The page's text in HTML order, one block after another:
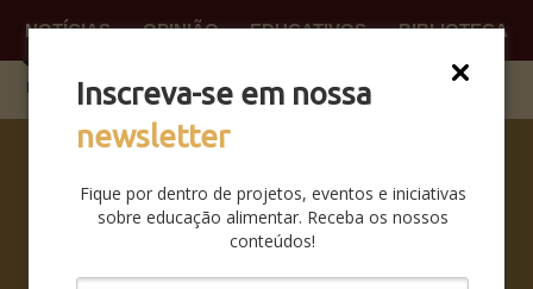
Inscreva-se em nossa
newsletter
Fique por dentro de projetos, eventos e iniciativas
sobre educação alimentar. Receba os nossos
conteúdos!
NOTÍCIAS OPINIÃO EDUCATIVOS BIBLIOTECA
SABERES
DA BOCA
PRA BOCA:
COMO FOI